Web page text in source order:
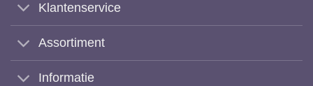
Klantenservice
Assortiment
Informatie